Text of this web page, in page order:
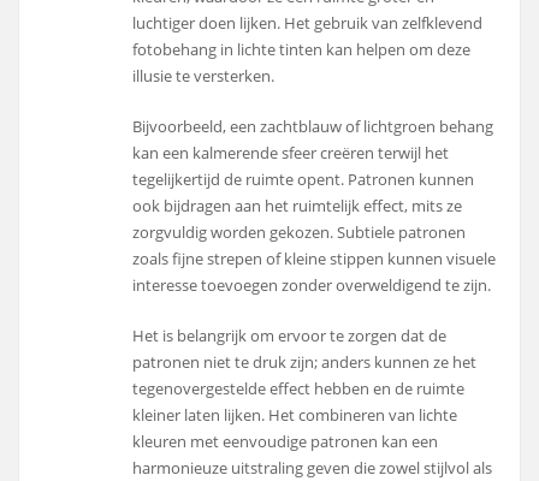
luchtiger doen lijken. Het gebruik van zelfklevend
fotobehang in lichte tinten kan helpen om deze
illusie te versterken.
Bijvoorbeeld, een zachtblauw of lichtgroen behang
kan een kalmerende sfeer creëren terwijl het
tegelijkertijd de ruimte opent. Patronen kunnen
ook bijdragen aan het ruimtelijk effect, mits ze
zorgvuldig worden gekozen. Subtiele patronen
zoals fijne strepen of kleine stippen kunnen visuele
interesse toevoegen zonder overweldigend te zijn.
Het is belangrijk om ervoor te zorgen dat de
patronen niet te druk zijn; anders kunnen ze het
tegenovergestelde effect hebben en de ruimte
kleiner laten lijken. Het combineren van lichte
kleuren met eenvoudige patronen kan een
harmonieuze uitstraling geven die zowel stijlvol als